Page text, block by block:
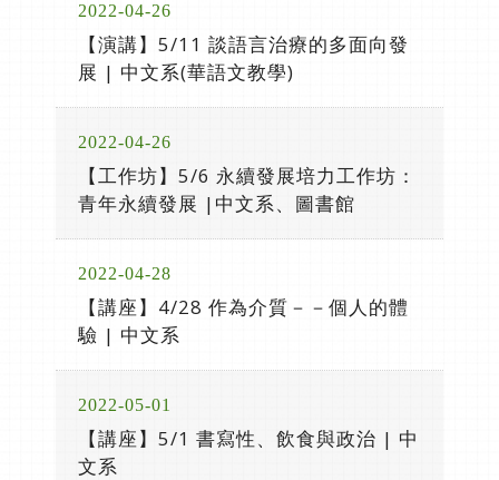
2022-04-26
【演講】5/11 談語言治療的多面向發
展 | 中文系(華語文教學)
2022-04-26
【工作坊】5/6 永續發展培力工作坊：
青年永續發展 |中文系、圖書館
2022-04-28
【講座】4/28 作為介質－－個人的體
驗 | 中文系
2022-05-01
【講座】5/1 書寫性、飲食與政治 | 中
文系